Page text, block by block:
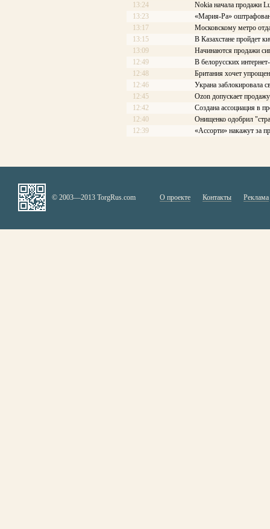
13:24
Nokia начала продажи
13:23
«Мария-Ра»
13:17
Московскому метро
13:15
В Казахстане пройдет
13:09
Начинаются продажи
12:49
В белорусских
12:48
Британия хочет
12:46
Украна заблокировала
12:45
Ozon допускает
12:42
Создана ассоциация в
12:40
Онищенко одобрил
12:39
«Ассорти» накажут за
© 2003—2013 TorgRus.com О проекте Контакты Реклама